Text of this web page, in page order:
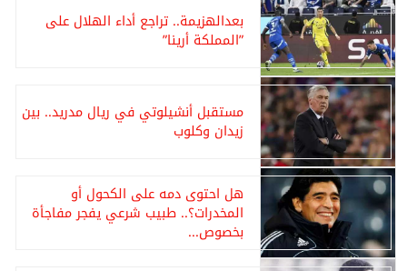
بعدالهزيمة.. تراجع أداء الهلال على
”المملكة أرينا”
مستقبل أنشيلوتي في ريال مدريد.. بين
زيدان وكلوب
هل احتوى دمه على الكحول أو
المخدرات؟.. طبيب شرعي يفجر مفاجأة
بخصوص...